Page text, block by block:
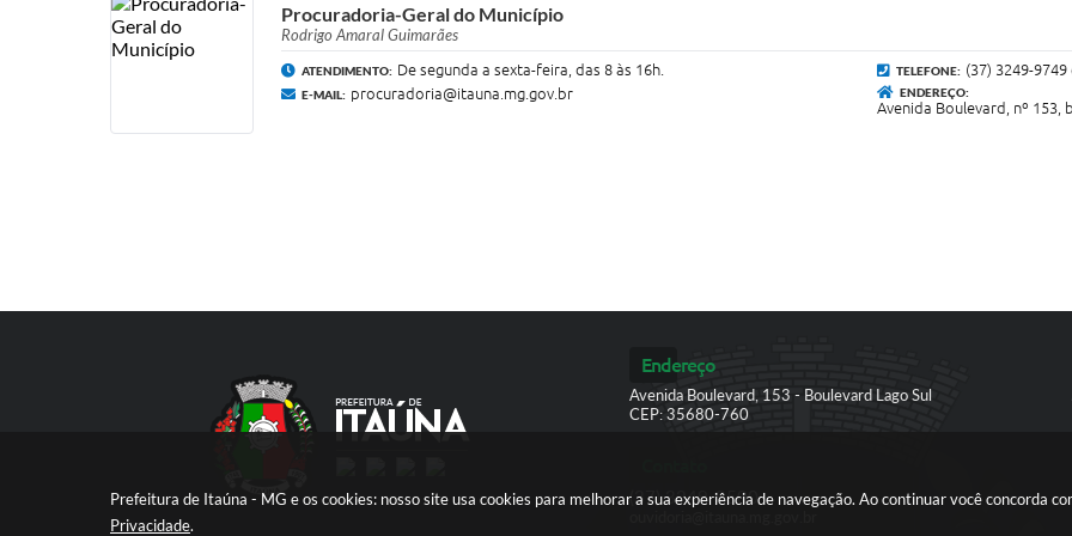
Prefeitura de Itaúna - MG e os cookies: nosso site usa cookies para melhorar a sua experiência de navegação. Ao continuar você concorda
Privacidade.
Procuradoria-Geral do Município
Rodrigo Amaral Guimarães
ATENDIMENTO: De segunda a sexta-feira, das 8 às 16h. TELEFONE: (37) 3249-9749
E-MAIL: procuradoria@itauna.mg.gov.br ENDEREÇO:
Avenida Boulevard, nº 153,
Endereço
Avenida Boulevard, 153 - Boulevard Lago Sul
CEP: 35680-760
(37) 3249-9500